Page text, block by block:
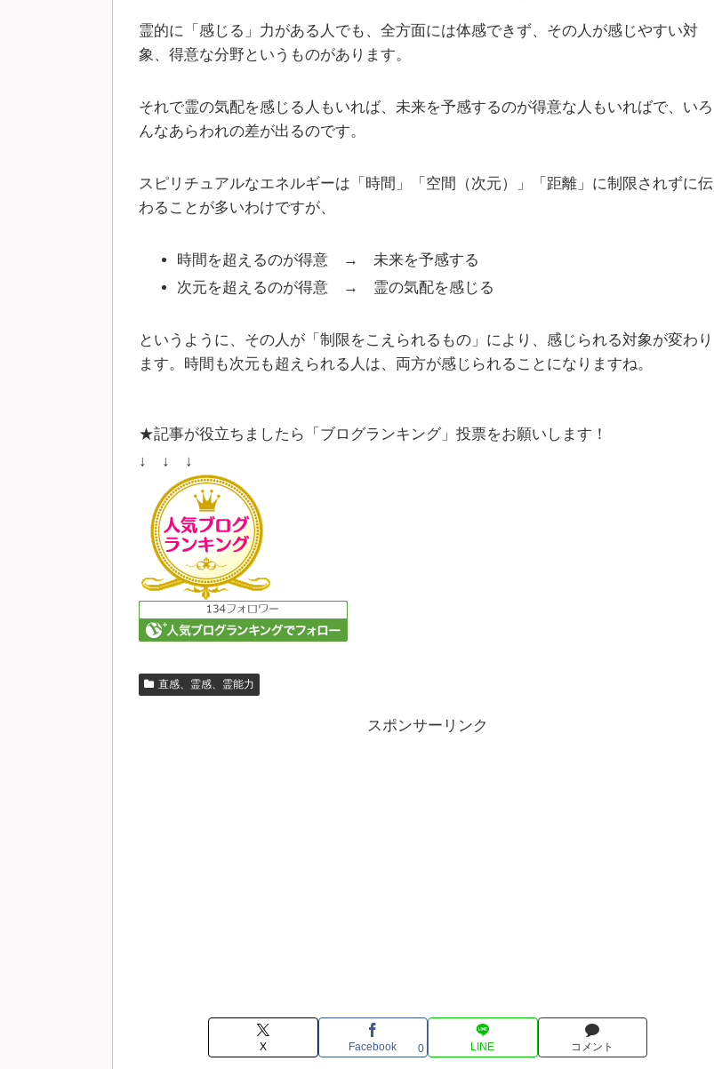
霊的に「感じる」力がある人でも、全方面には体感できず、その人が感じやすい対
象、得意な分野というものがあります。
それで霊の気配を感じる人もいれば、未来を予感するのが得意な人もいればで、いろ
んなあらわれの差が出るのです。
スピリチュアルなエネルギーは「時間」「空間（次元）」「距離」に制限されずに伝
わることが多いわけですが、
時間を超えるのが得意 → 未来を予感する
次元を超えるのが得意 → 霊の気配を感じる
というように、その人が「制限をこえられるもの」により、感じられる対象が変わり
ます。時間も次元も超えられる人は、両方が感じられることになりますね。
★記事が役立ちましたら「ブログランキング」投票をお願いします！
↓ ↓ ↓
直感、霊感、霊能力
スポンサーリンク
X Facebook 0 LINE コメント